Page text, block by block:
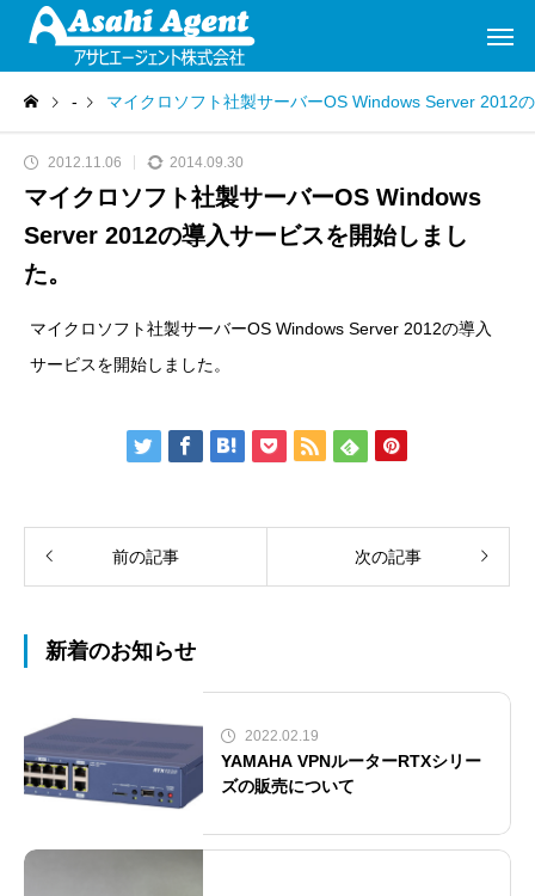
- マイクロソフト社製サーバーOS Windows Server 2012
2012.11.06 2014.09.30
マイクロソフト社製サーバーOS Windows
Server 2012の導入サービスを開始しまし
た。
マイクロソフト社製サーバーOS Windows Server 2012の導入
サービスを開始しました。
前の記事 次の記事
新着のお知らせ
2022.02.19
YAMAHA VPNルーターRTXシリー
ズの販売について